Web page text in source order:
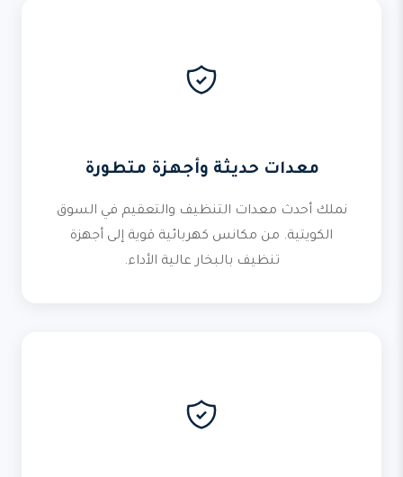
معدات حديثة وأجهزة متطورة
نملك أحدث معدات التنظيف والتعقيم في السوق
الكويتية. من مكانس كهربائية قوية إلى أجهزة
تنظيف بالبخار عالية الأداء.